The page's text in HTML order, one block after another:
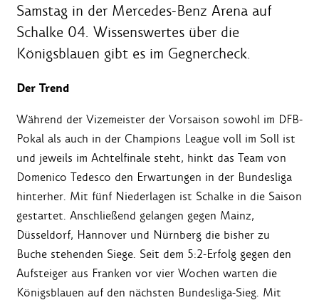
Samstag in der Mercedes-Benz Arena auf
Schalke 04. Wissenswertes über die
Königsblauen gibt es im Gegnercheck.
Der Trend
Während der Vizemeister der Vorsaison sowohl im DFB-
Pokal als auch in der Champions League voll im Soll ist
und jeweils im Achtelfinale steht, hinkt das Team von
Domenico Tedesco den Erwartungen in der Bundesliga
hinterher. Mit fünf Niederlagen ist Schalke in die Saison
gestartet. Anschließend gelangen gegen Mainz,
Düsseldorf, Hannover und Nürnberg die bisher zu
Buche stehenden Siege. Seit dem 5:2-Erfolg gegen den
Aufsteiger aus Franken vor vier Wochen warten die
Königsblauen auf den nächsten Bundesliga-Sieg. Mit